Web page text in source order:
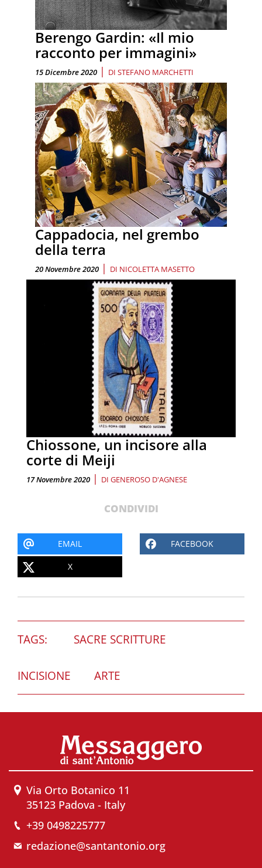
Berengo Gardin: «Il mio
racconto per immagini»
15 Dicembre 2020 | DI STEFANO MARCHETTI
Cappadocia, nel grembo
della terra
20 Novembre 2020 | DI NICOLETTA MASETTO
Chiossone, un incisore alla
corte di Meiji
17 Novembre 2020 | DI GENEROSO D'AGNESE
CONDIVIDI
EMAIL FACEBOOK
X
TAGS: SACRE SCRITTURE
INCISIONE ARTE
Via Orto Botanico 11
35123 Padova - Italy
+39 0498225777
redazione@santantonio.org